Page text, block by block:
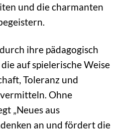
und die charmanten
ihre pädagogisch
auf spielerische Weise
Toleranz und
Ohne
„Neues aus
an und fördert die